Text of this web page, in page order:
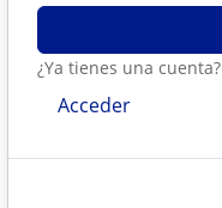
¿Ya tienes una cuenta?
Acceder